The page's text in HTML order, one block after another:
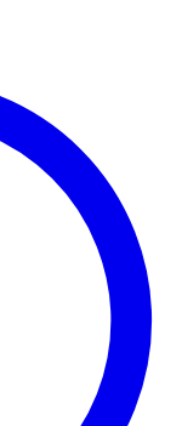
文